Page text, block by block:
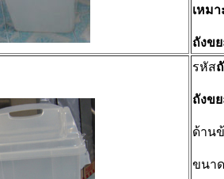
เหม
ถังข
รหัส
ถังข
ด้าน
ขนาด